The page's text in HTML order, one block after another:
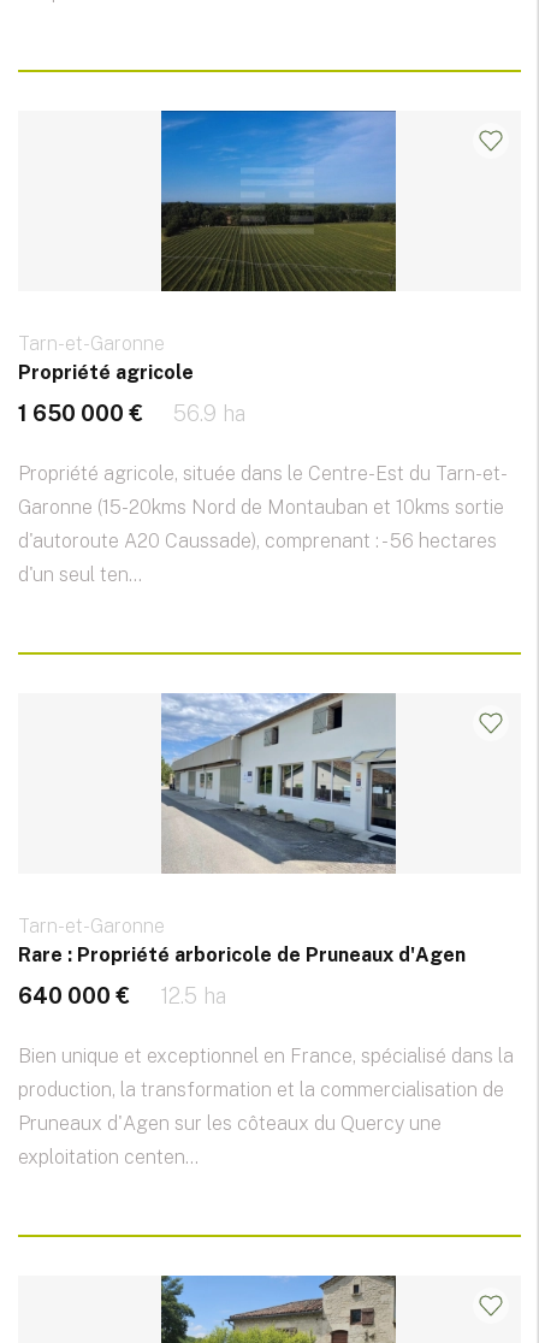
Tarn-et-Garonne
Propriété agricole
1 650 000 € 56.9 ha
Propriété agricole, située dans le Centre-Est du Tarn-et-
Garonne (15-20kms Nord de Montauban et 10kms sortie
d'autoroute A20 Caussade), comprenant : - 56 hectares
d'un seul ten...
Tarn-et-Garonne
Rare : Propriété arboricole de Pruneaux d'Agen
640 000 € 12.5 ha
Bien unique et exceptionnel en France, spécialisé dans la
production, la transformation et la commercialisation de
Pruneaux d'Agen sur les côteaux du Quercy une
exploitation centen...